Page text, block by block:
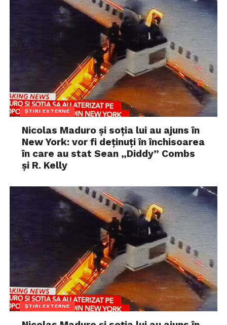
ȘTIRI EXTERNE
Nicolas Maduro și soția lui au ajuns în
New York: vor fi deținuți în închisoarea
în care au stat Sean „Diddy” Combs
și R. Kelly
ȘTIRI EXTERNE